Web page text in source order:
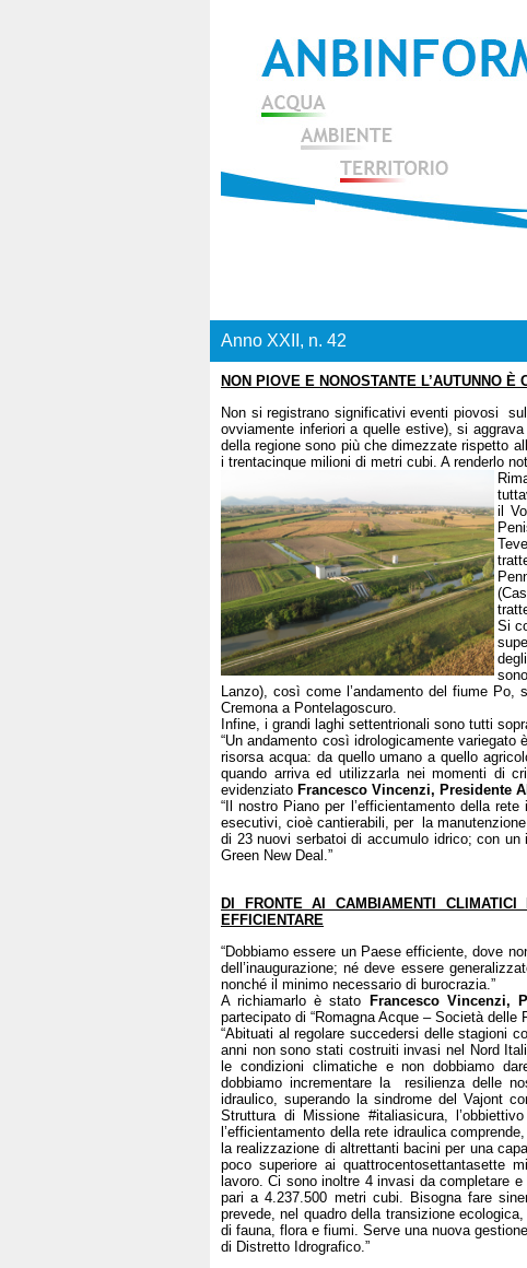
Anno XXII, n. 42
NON PIOVE E NONOSTANTE L’AUTUNNO
Non si registrano significativi eventi piovosi
ovviamente inferiori a quelle estive), si
della regione sono più che dimezzate rispetto
i trentacinque milioni di metri cubi. A renderlo
il
Si
Lanzo), così come l’andamento del fiume
Cremona a Pontelagoscuro.
Infine, i grandi laghi settentrionali sono tutti
“Un andamento così idrologicamente
risorsa acqua: da quello umano a quello
quando arriva ed utilizzarla nei momenti di
evidenziato Francesco Vincenzi, Presidente
“Il nostro Piano per l’efficientamento della
esecutivi, cioè cantierabili, per la
di 23 nuovi serbatoi di accumulo idrico; con
Green New Deal.”
DI FRONTE AI CAMBIAMENTI
EFFICIENTARE
“Dobbiamo essere un Paese efficiente, dove
dell’inaugurazione; né deve essere
nonché il minimo necessario di burocrazia.”
A richiamarlo è stato
Francesco Vincenzi,
partecipato di “Romagna Acque – Società delle
“Abituati al regolare succedersi delle stagioni
anni non sono stati costruiti invasi nel Nord
le condizioni climatiche e non dobbiamo
dobbiamo incrementare la resilienza delle
idraulico, superando la sindrome del Vajont
Struttura di Missione #italiasicura,
l’efficientamento della rete idraulica
la realizzazione di altrettanti bacini per una
poco superiore ai quattrocentosettantasette
lavoro. Ci sono inoltre 4 invasi da completare
pari a 4.237.500 metri cubi. Bisogna fare
prevede, nel quadro della transizione
di fauna, flora e fiumi. Serve una nuova
di Distretto Idrografico.”